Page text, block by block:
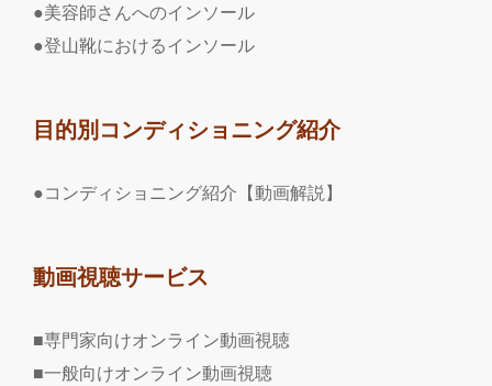
●美容師さんへのインソール
●登山靴におけるインソール
目的別コンディショニング紹介
●コンディショニング紹介【動画解説】
動画視聴サービス
■専門家向けオンライン動画視聴
■一般向けオンライン動画視聴